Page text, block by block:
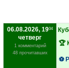
06.08.2026, 1904
четверг
1 комментарий
48 прочитавших
🏆
⚽